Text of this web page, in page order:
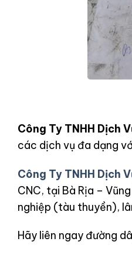
Công Ty TNHH Dịch
các dịch vụ đa dạng
Công Ty TNHH Dịch
CNC, tại Bà Rịa –
nghiệp (tàu thuyền),
Hãy liên ngay đường